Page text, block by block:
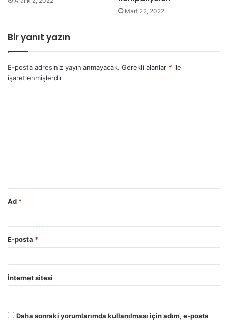
Mart 22, 2022
Bir yanıt yazın
E-posta adresiniz yayınlanmayacak. Gerekli alanlar * ile
işaretlenmişlerdir
Ad *
E-posta *
İnternet sitesi
Daha sonraki yorumlarımda kullanılması için adım, e-posta